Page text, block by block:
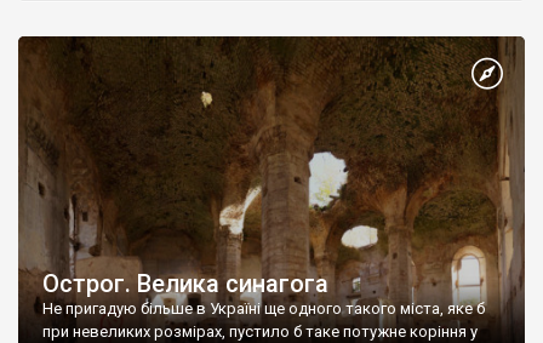
Острог. Велика синагога
Не пригадую більше в Україні ще одного такого міста, яке б
при невеликих розмірах, пустило б таке потужне коріння у